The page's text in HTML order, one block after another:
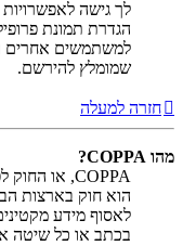
לך גישה
הגדרת תמונת
למשתמשים אחרים
שמומלץ להירשם.
חזרה למעלה
מהו COPPA?
הוא חוק בארצות
בכתב או כל שיטה